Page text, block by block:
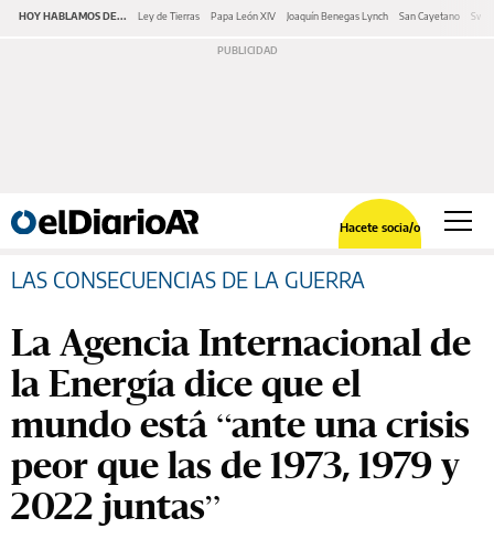
HOY HABLAMOS DE... Ley de Tierras Papa León XIV Joaquín Benegas Lynch San Cayetano
Hacete socia/o
LAS CONSECUENCIAS DE LA GUERRA
La Agencia Internacional de
la Energía dice que el
mundo está “ante una crisis
peor que las de 1973, 1979 y
2022 juntas”